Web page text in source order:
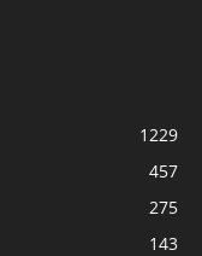
1229
457
275
143